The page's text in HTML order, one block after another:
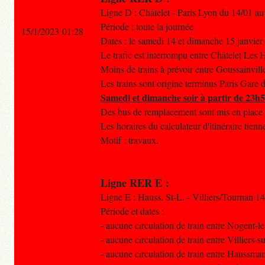
Ligne D : Châtelet - Paris Lyon du 14/01
Période : toute la journée
Dates : le samedi 14 et dimanche 15
Le trafic est interrompu entre Châtelet Les
Moins de trains à prévoir entre
Les trains sont origine terminus Paris Gare
Samedi et dimanche soir à partir de
Des bus de remplacement sont mis en
Les horaires du calculateur d'itinéraire
Motif : travaux.
Ligne RER E :
Ligne E : Hauss. St-L. - Villiers/Tournan
Période et dates :
- aucune circulation de train entre Nogent-
- aucune circulation de train entre Villiers-
- aucune circulation de train entre
15/1/2023 01:28